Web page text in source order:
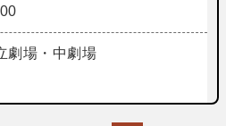
劇場・中劇場